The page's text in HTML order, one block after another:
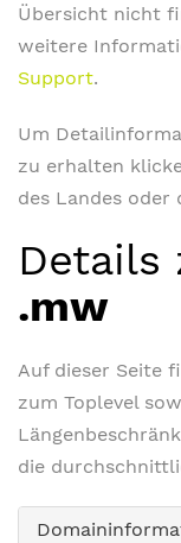
Übersicht nicht
weitere
Support.
Um
zu erhalten
des Landes oder
Details
.mw
Auf dieser Seite
zum Toplevel
die